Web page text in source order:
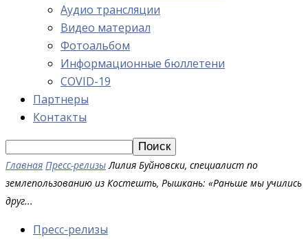
Аудио трансляции
Видео материал
Фотоальбом
Информационные бюллетени
COVID-19
Партнеры
Контакты
Главная Пресс-релизы Лилия Буйновски, специалист по
землепользованию из Костешть, Рышкань: «Раньше мы учились
друг...
Пресс-релизы